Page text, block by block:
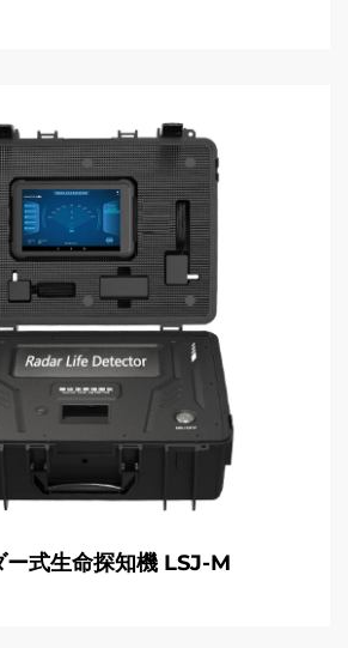
ー式生命探知機 LSJ-M